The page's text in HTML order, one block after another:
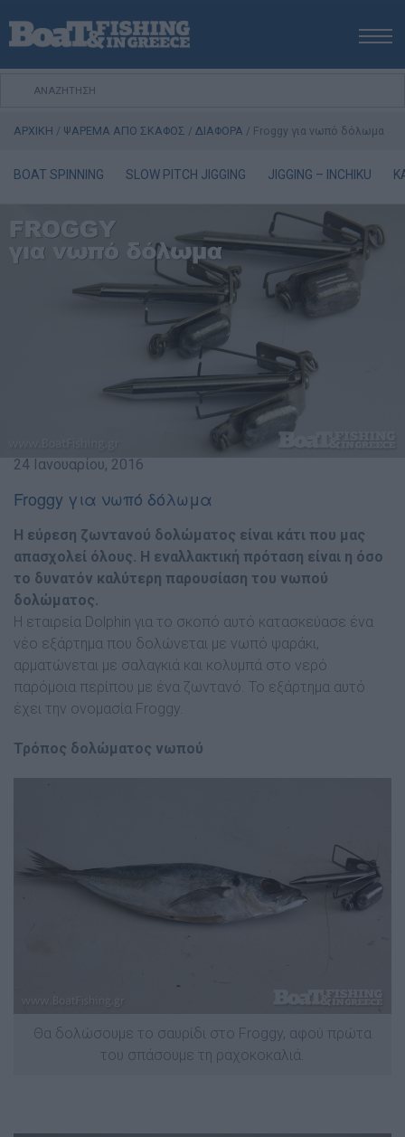
ΑΡΧΙΚΗ
ΕΚΔΟΣΕΙΣ
ΨΑΡΕΜΑ ΑΠΟ ΑΚΤΗ
ΨΑΡΟΤΟΥΦΕΚΟ
ΣΚΑΦΟΣ
ΘΕΣΣΑΛΟΝΙΚΗ BOAT & FISHING SHOW 2025
BOAT & FISHING SHOW 2025
ΑΡΧΙΚΗ / ΨΑΡΕΜΑ ΑΠΟ ΣΚΑΦΟΣ / ΔΙΑΦΟΡΑ / Froggy για νωπό δόλωμα
BOAT SPINNING SLOW PITCH JIGGING JIGGING – INCHIKU
24 Ιανουαρίου, 2016
Froggy για νωπό δόλωμα
Η εύρεση ζωντανού δολώματος είναι κάτι που μας
απασχολεί όλους. Η εναλλακτική πρόταση είναι η όσο
το δυνατόν καλύτερη παρουσίαση του νωπού
δολώματος.
Η εταιρεία Dolphin για το σκοπό αυτό κατασκεύασε ένα
νέο εξάρτημα που δολώνεται με νωπό ψαράκι,
αρματώνεται με σαλαγκιά και κολυμπά στο νερό
παρόμοια περίπου με ένα ζωντανό. Το εξάρτημα αυτό
έχει την ονομασία Froggy.
Τρόπος δολώματος νωπού
Θα δολώσουμε το σαυρίδι στο Froggy, αφού πρώτα
του σπάσουμε τη ραχοκοκαλιά.